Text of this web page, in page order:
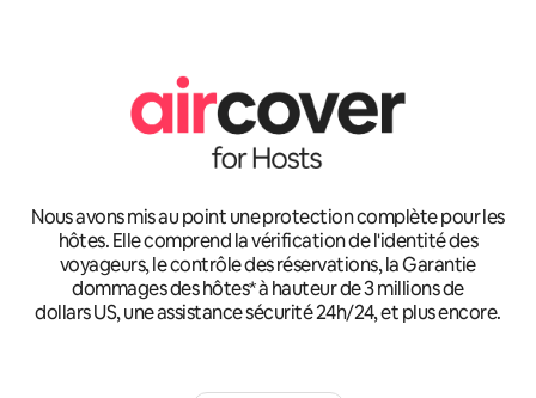
Nous avons mis au point une protection complète pour les
hôtes. Elle comprend la vérification de l'identité des
voyageurs, le contrôle des réservations, la Garantie
dommages des hôtes* à hauteur de 3 millions de
dollars US, une assistance sécurité 24h/24, et plus encore.